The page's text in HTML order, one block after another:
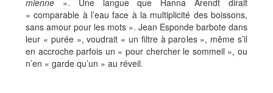
mienne ». Une langue que Hanna Arendt dirait
« comparable à l’eau face à la multiplicité des boissons,
sans amour pour les mots ». Jean Esponde barbote dans
leur « purée », voudrait « un filtre à paroles », même s’il
en accroche parfois un « pour chercher le sommeil », ou
n’en « garde qu’un » au réveil.